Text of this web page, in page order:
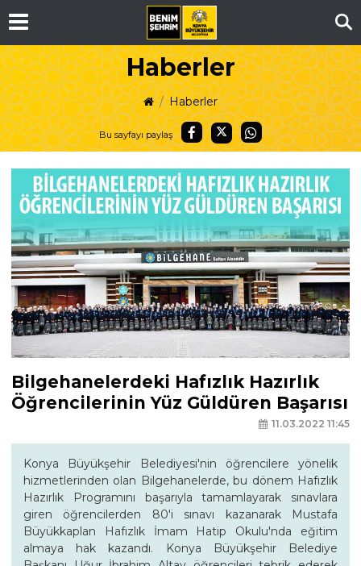
Haberler
Haberler
Bu sayfayı paylaş
Bilgehanelerdeki Hafızlık Hazırlık
Öğrencilerinin Yüz Güldüren Başarısı
11.03.2022 11:45
Konya Büyükşehir Belediyesi'nin öğrencilere yönelik
hizmetlerinden olan Bilgehanelerde, bu dönem Hafızlık
Hazırlık Programını başarıyla tamamlayarak sınavlara
giren öğrencilerden 80'i sınavı kazanarak Mustafa
Büyükkaplan Hafızlık İmam Hatip Okulu'nda eğitim
almaya hak kazandı. Konya Büyükşehir Belediye